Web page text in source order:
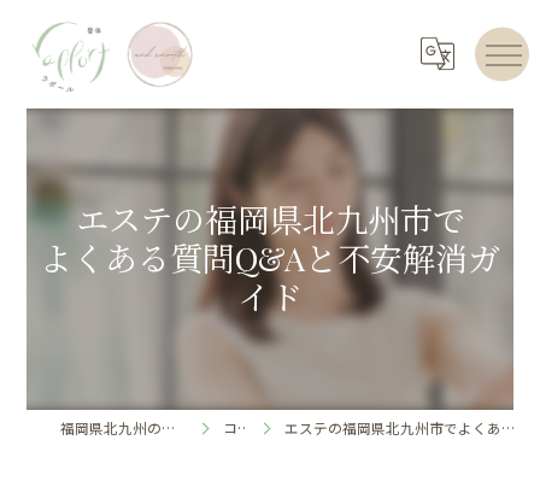
エステの福岡県北九州市で
よくある質問Q&Aと不安解消ガ
イド
福岡県北九州のエステならrapport コラム エステの福岡県北九州市でよくある質問Q&Aと不安解消ガイド